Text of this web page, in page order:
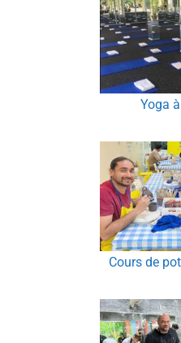
Yoga
Cours de